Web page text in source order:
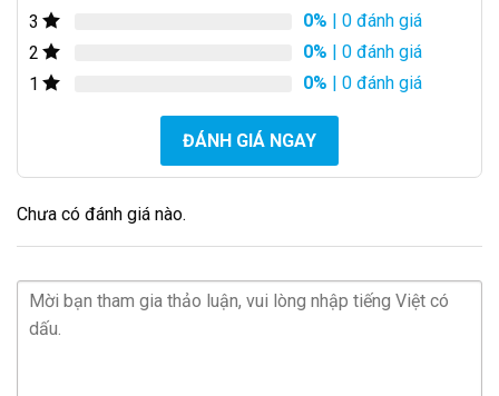
3
0% | 0 đánh giá
2
0% | 0 đánh giá
1
0% | 0 đánh giá
ĐÁNH GIÁ NGAY
Chưa có đánh giá nào.